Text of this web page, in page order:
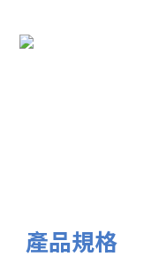
產品規格